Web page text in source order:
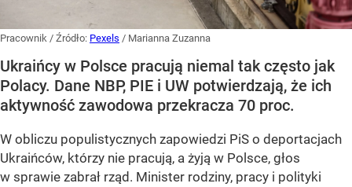
Pracownik / Źródło: Pexels / Marianna Zuzanna
Ukraińcy w Polsce pracują niemal tak często jak
Polacy. Dane NBP, PIE i UW potwierdzają, że ich
aktywność zawodowa przekracza 70 proc.
W obliczu populistycznych zapowiedzi PiS o deportacjach
Ukraińców, którzy nie pracują, a żyją w Polsce, głos
w sprawie zabrał rząd. Minister rodziny, pracy i polityki